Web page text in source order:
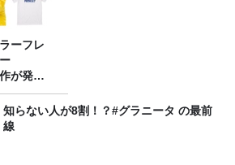
ーフレ
が発売
知らない人が8割！？#グラニータ の最前
線